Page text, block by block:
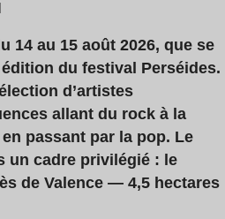
14 au 15 août 2026, que se
du festival Perséides.
d’artistes
allant du rock à la
passant par la pop. Le
un cadre privilégié : le
de Valence — 4,5 hectares